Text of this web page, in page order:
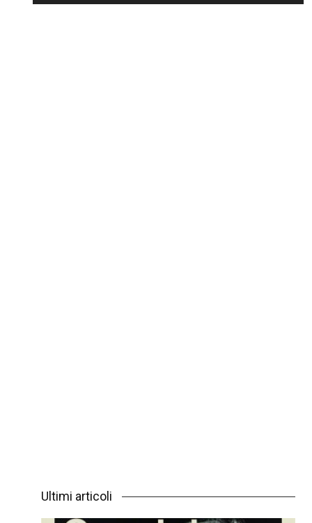
Ultimi articoli